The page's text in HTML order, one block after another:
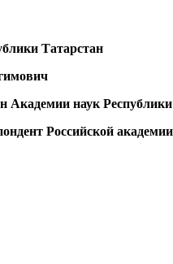
Татарстан
Академии наук
Российской академии